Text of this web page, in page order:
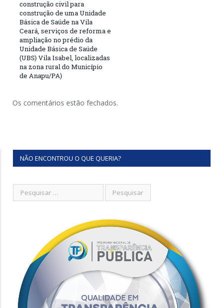
construção civil para
construção de uma Unidade
Básica de Saúde na Vila
Ceará, serviços de reforma e
ampliação no prédio da
Unidade Básica de Saúde
(UBS) Vila Isabel, localizadas
na zona rural do Município
de Anapu/PA)
Os comentários estão fechados.
NÃO ENCONTROU O QUE QUERIA?